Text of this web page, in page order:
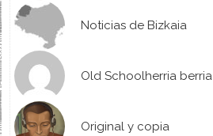
Noticias de Bizkaia
Old Schoolherria berria
Original y copia